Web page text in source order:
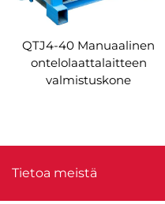
QTJ4-40 Manuaalinen
ontelolaattalaitteen
valmistuskone
Tietoa meistä